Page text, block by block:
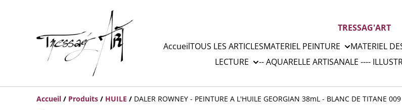
TRESSAG'ART
AccueilTOUS LES ARTICLESMATERIEL PEINTURE MATERIEL
LECTURE
-- AQUARELLE ARTISANALE ----
Accueil / Produits / HUILE / DALER ROWNEY - PEINTURE A L'HUILE GEORGIAN 38mL - BLANC DE TITANE